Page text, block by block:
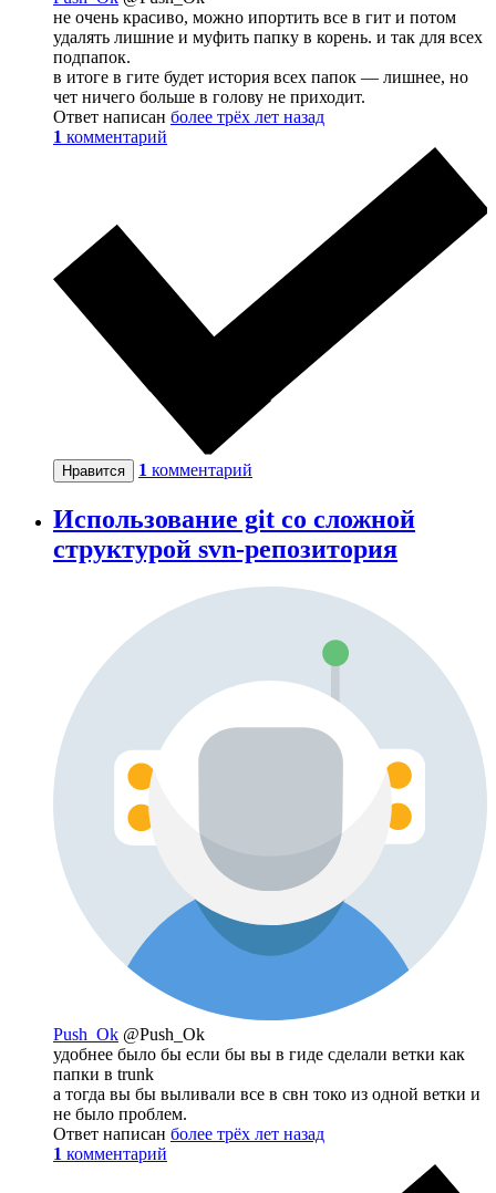
не очень красиво, можно ипортить все в гит и потом
удалять лишние и муфить папку в корень. и так для всех
подпапок.
в итоге в гите будет история всех папок — лишнее, но
чет ничего больше в голову не приходит.
Ответ написан более трёх лет назад
1 комментарий
Нравится 1 комментарий
Использование git со сложной
структурой svn-репозитория
Push_Ok @Push_Ok
удобнее было бы если бы вы в гиде сделали ветки как
папки в trunk
а тогда вы бы выливали все в свн токо из одной ветки и
не было проблем.
Ответ написан более трёх лет назад
1 комментарий